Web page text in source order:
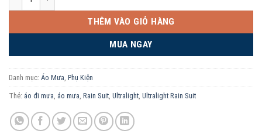
THÊM VÀO GIỎ HÀNG
MUA NGAY
Danh mục: Áo Mưa Phụ Kiện
Thẻ: áo đi mưa áo mưa Rain Suit Ultralight Ultralight Rain Suit